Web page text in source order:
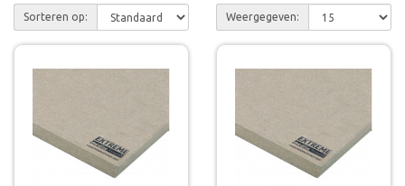
Sorteren op: Weergegeven: